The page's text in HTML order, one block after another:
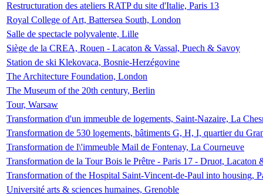
Restructuration des ateliers RATP du site d'Italie, Paris 13
Royal College of Art, Battersea South, London
Salle de spectacle polyvalente, Lille
Siège de la CREA, Rouen - Lacaton & Vassal, Puech & Savoy
Station de ski Klekovaca, Bosnie-Herzégovine
The Architecture Foundation, London
The Museum of the 20th century, Berlin
Tour, Warsaw
Transformation d'un immeuble de logements, Saint-Nazaire, La
Transformation de 530 logements, bâtiments G, H, I, quartier du
Transformation de l\'immeuble Mail de Fontenay, La Courneuve
Transformation de la Tour Bois le Prêtre - Paris 17 - Druot, Lacaton
Transformation of the Hospital Saint-Vincent-de-Paul into housing,
Université arts & sciences humaines, Grenoble